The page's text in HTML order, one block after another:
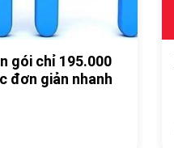
gói chỉ 195.000
đơn giản nhanh